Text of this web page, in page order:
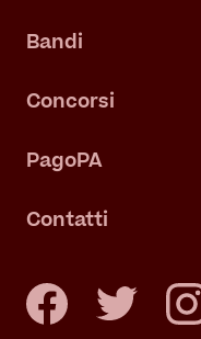
Bandi
Concorsi
PagoPA
Contatti